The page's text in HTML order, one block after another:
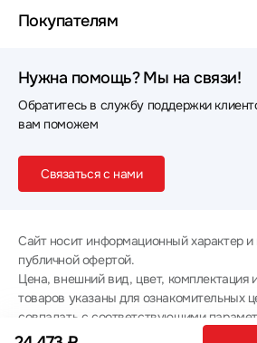
Покупателям
Нужна помощь? Мы на связи!
Обратитесь в службу поддержки
вам поможем
Связаться с нами
Сайт носит информационный характер и
публичной офертой.
Цена, внешний вид, цвет, комплектация
товаров указаны для ознакомительных
совпадать с соответствующими
товаров - уточняйте информацию у